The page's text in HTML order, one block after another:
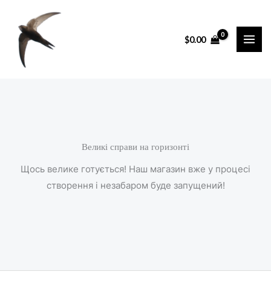
вмісту
$0.00
Великі справи на горизонті
Щось велике готується! Наш магазин вже у процесі
створення і незабаром буде запущений!